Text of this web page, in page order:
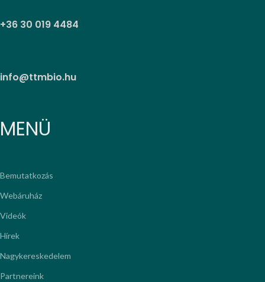
+36 30 019 4484
info@ttmbio.hu
MENÜ
Bemutatkozás
Webáruház
Videók
Hírek
Nagykereskedelem
Partnereink